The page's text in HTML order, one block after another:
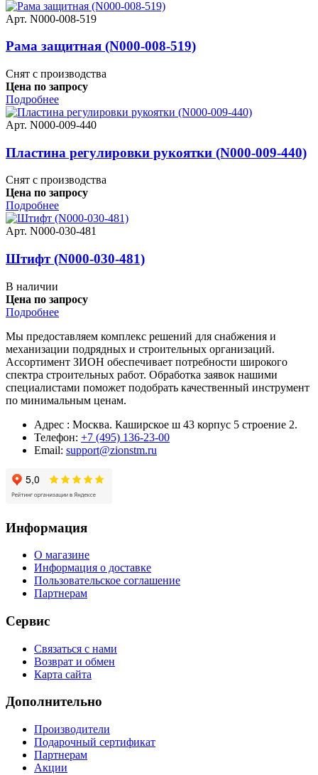
Арт. N000-008-519
Рама защитная (N000-008-519)
Снят с производства
Цена по запросу
Подробнее
Арт. N000-009-440
Пластина регулировки рукоятки (N000-009-440)
Снят с производства
Цена по запросу
Подробнее
Арт. N000-030-481
Штифт (N000-030-481)
В наличии
Цена по запросу
Подробнее
Мы предоставляем комплекс решений для снабжения и
механизации подрядных и строительных организаций.
Ассортимент ЗИОН обеспечивает потребности широкого
спектра строительных работ. Обработка заявок нашими
специалистами поможет подобрать качественный инструмент
по минимальным ценам.
Адрес : Москва. Каширское ш 43 корпус 5 строение 2.
Телефон: +7 (495) 136-23-00
Email: support@zionstm.ru
Информация
О магазине
Информация о доставке
Пользовательское соглашение
Партнерам
Сервис
Связаться с нами
Возврат и обмен
Карта сайта
Дополнительно
Производители
Подарочный сертификат
Партнерам
Акции